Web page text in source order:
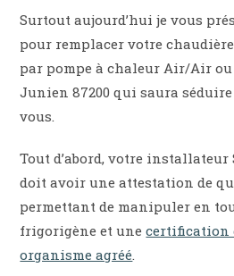
Surtout aujourd’hui je vous
pour remplacer votre
par pompe à chaleur Air/Air
Junien 87200 qui saura séduire
vous.
Tout d’abord, votre
doit avoir une attestation de
permettant de manipuler en
frigorigène et unecertification
organisme agréé.